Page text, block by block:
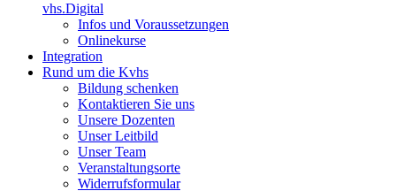
vhs.Digital
Infos und Voraussetzungen
Onlinekurse
Integration
Rund um die Kvhs
Bildung schenken
Kontaktieren Sie uns
Unsere Dozenten
Unser Leitbild
Unser Team
Veranstaltungsorte
Widerrufsformular